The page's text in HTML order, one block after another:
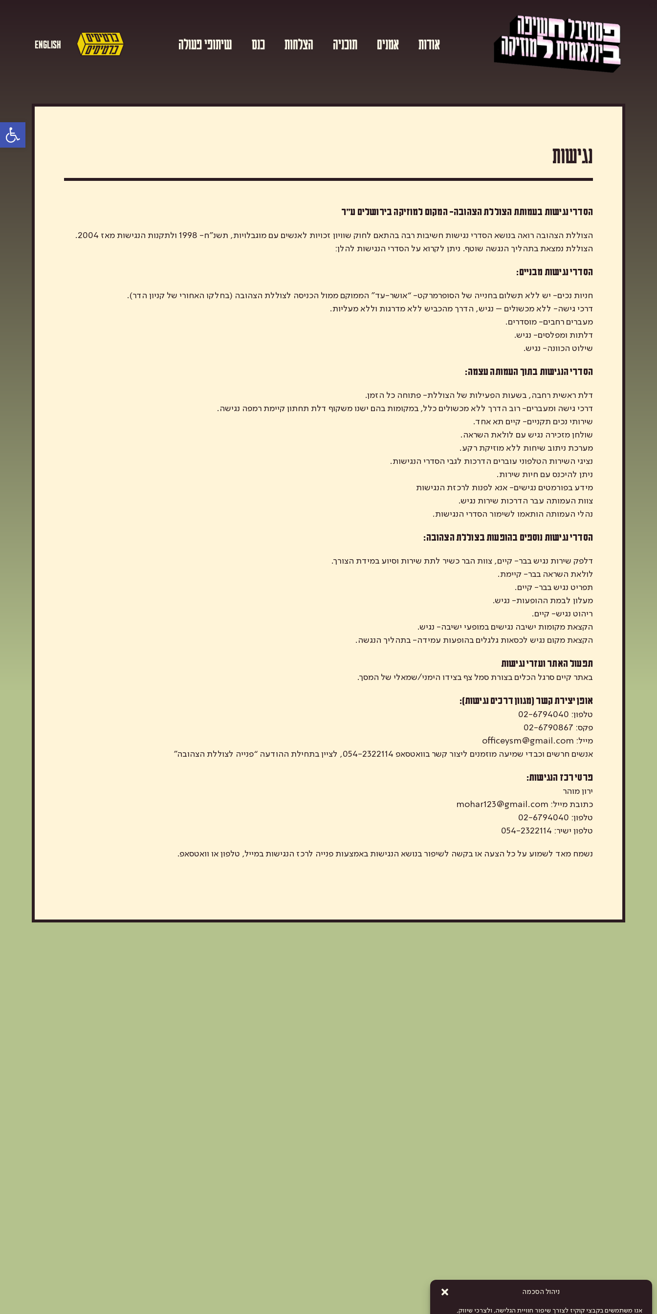
פתח סרגל נגישות
ניהול הסכמה
אנו משתמשים בקבצי קוקיז לצורך שיפור חוויית הגלישה, ולצרכי שיווק,
אודות אמנים תוכניה הצלחות כנס שיתופי פעולה English
נגישות
הסדרי נגישות בעמותת הצוללת הצהובה- המקום למוזיקה בירושלים ע”ר
הצוללת הצהובה רואה בנושא הסדרי נגישות חשיבות רבה בהתאם לחוק שוויון זכויות לאנשים עם מוגבלויות, תשנ”ח- 1998 ולתקנות הנגישות מאז 2004.
הצוללת נמצאת בתהליך הנגשה שוטף. ניתן לקרוא על הסדרי הנגישות להלן:
הסדרי נגישות מבניים:
חניות נכים- יש ללא תשלום בחנייה של הסופרמרקט- “אושר-עד” הממוקם ממול הכניסה לצוללת הצהובה (בחלקו האחורי של קניון הדר).
דרכי גישה- ללא מכשולים – נגיש, הדרך מהכביש ללא מדרגות וללא מעליות.
מעברים רחבים- מוסדרים.
דלתות ומפלסים- נגיש.
שילוט הכוונה- נגיש.
הסדרי הנגישות בתוך העמותה עצמה:
דלת ראשית רחבה, בשעות הפעילות של הצוללת- פתוחה כל הזמן.
דרכי גישה ומעברים- רוב הדרך ללא מכשולים כלל, במקומות בהם ישנו משקוף דלת תחתון קיימת רמפה נגישה.
שירותי נכים תקניים- קיים תא אחד.
שולחן מזכירה נגיש עם לולאת השראה.
מערכת ניתוב שיחות ללא מוזיקת רקע.
נציגי השירות הטלפוני עוברים הדרכות לגבי הסדרי הנגישות.
ניתן להיכנס עם חיות שירות.
מידע בפורמטים נגישים- אנא לפנות לרכזת הנגישות
צוות העמותה עבר הדרכות שירות נגיש.
נהלי העמותה הותאמו לשימור הסדרי הנגישות.
הסדרי נגישות נוספים בהופעות בצוללת הצהובה:
דלפק שירות נגיש בבר- קיים, צוות הבר כשיר לתת שירות וסיוע במידת הצורך.
לולאת השראה בבר- קיימת.
תפריט נגיש בבר- קיים.
מעלון לבמת ההופעות- נגיש.
ריהוט נגיש- קיים.
הקצאת מקומות ישיבה נגישים במופעי ישיבה- נגיש.
הקצאת מקום נגיש לכסאות גלגלים בהופעות עמידה- בתהליך הנגשה.
תפעול האתר ועזרי נגישות
באתר קיים סרגל הכלים בצורת סמל צף בצידו הימני/שמאלי של המסך.
אופן יצירת קשר (מגוון דרכים נגישות):
טלפון: 02-6794040
פקס: 02-6790867
מייל: officeysm@gmail.com
אנשים חרשים וכבדי שמיעה מוזמנים ליצור קשר בוואטסאפ 054-2322114, לציין בתחילת ההודעה “פנייה לצוללת הצהובה”
פרטי רכז הנגישות:
ירון מוהר
כתובת מייל: mohar123@gmail.com
טלפון: 02-6794040
טלפון ישיר: 054-2322114
נשמח מאד לשמוע על כל הצעה או בקשה לשיפור בנושא הנגישות באמצעות פנייה לרכז הנגישות במייל, טלפון או וואטסאפ.